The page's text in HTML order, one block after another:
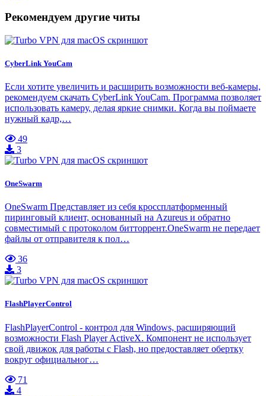
Рекомендуем другие читы
CyberLink YouCam
Если хотите увеличить и расширить возможности веб-камеры,
рекомендуем скачать CyberLink YouCam. Программа позволяет
использовать камеру, делая яркие снимки. Когда вы поймаете
нужный кадр,…
49
3
OneSwarm
OneSwarm Представляет из себя кроссплатформенный
пиринговый клиент, основанный на Azureus и обратно
совместимый с протоколом битторрент.OneSwarm не передает
файлы от отправителя к пол…
36
3
FlashPlayerControl
FlashPlayerControl - контрол для Windows, расширяющий
возможности Flash Player ActiveX. Компонент не использует
свой движок для работы с Flash, но предоставляет обертку
вокруг официальног…
71
4